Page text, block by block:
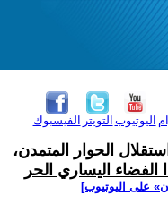
الفيسبوك التويتر اليوتيوب
الحوار المتمدن،
اليساري الحر
على اليوتيوب]